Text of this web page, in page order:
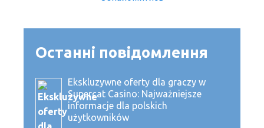
Останні повідомлення
Ekskluzywne oferty dla graczy w
Supercat Casino: Najważniejsze
informacje dla polskich
użytkowników